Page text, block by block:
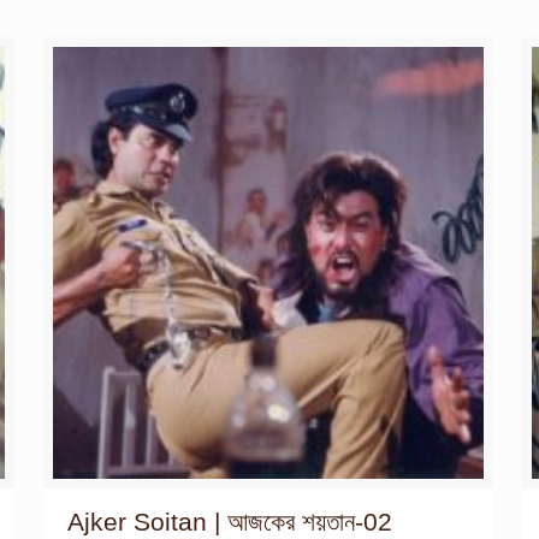
Ajker Soitan | আজকের শয়তান-02